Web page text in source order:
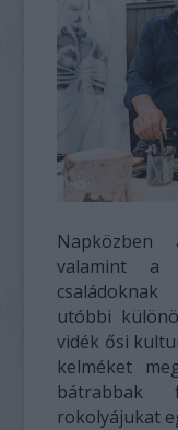
Napközben
valamint a
utóbbi
vidék ősi
kelméket
rokolyájukat